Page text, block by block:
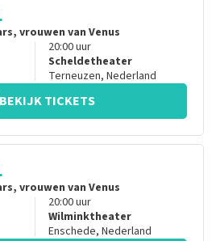
vrouwen van Venus
20:00uur
Scheldetheater
Terneuzen, Nederland
BEKIJK TICKETS
vrouwen van Venus
20:00uur
Wilminktheater
Enschede, Nederland